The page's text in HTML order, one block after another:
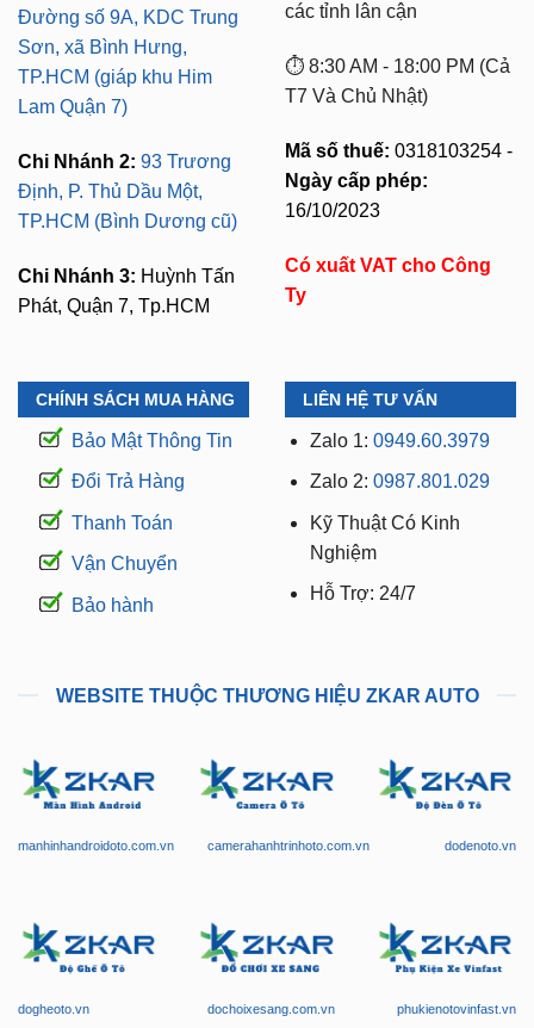
Đường số 9A, KDC Trung
Sơn, xã Bình Hưng,
TP.HCM (giáp khu Him
Lam Quận 7)
Chi Nhánh 2: 93 Trương
Định, P. Thủ Dầu Một,
TP.HCM (Bình Dương cũ)
Chi Nhánh 3: Huỳnh Tấn
Phát, Quận 7, Tp.HCM
các tỉnh lân cận
⏱️ 8:30 AM - 18:00 PM (Cả
T7 Và Chủ Nhật)
Mã số thuế: 0318103254 -
Ngày cấp phép:
16/10/2023
Có xuất VAT cho Công
Ty
CHÍNH SÁCH MUA HÀNG
Bảo Mật Thông Tin
Đổi Trả Hàng
Thanh Toán
Vận Chuyển
Bảo hành
LIÊN HỆ TƯ VẤN
Zalo 1: 0949.60.3979
Zalo 2: 0987.801.029
Kỹ Thuật Có Kinh
Nghiệm
Hỗ Trợ: 24/7
WEBSITE THUỘC THƯƠNG HIỆU ZKAR AUTO
manhinhandroidoto.com.vn camerahanhtrinhoto.com.vn dodenoto.vn
dogheoto.vn dochoixesang.com.vn phukienotovinfast.vn